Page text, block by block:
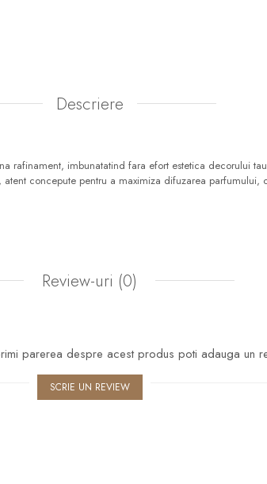
Descriere
rafinament, imbunatatind fara efort estetica decorului
concepute pentru a maximiza difuzarea parfumului,
Review-uri (0)
parerea despre acest produs poti adauga un
SCRIE UN REVIEW